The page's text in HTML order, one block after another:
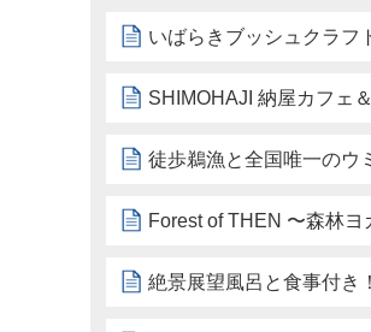
いばらきブッシュクラフ
SHIMOHAJI 納屋カフェ
徒歩鵜漁と全国唯一のウ
Forest of THEN 〜森林ヨ
絶景展望風呂と食事付き